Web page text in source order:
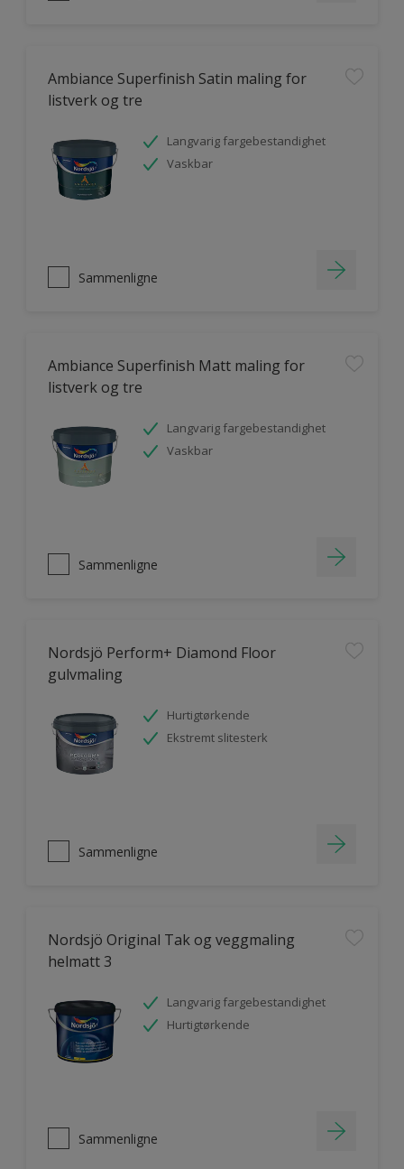
Ambiance Superfinish Satin maling for
listverk og tre
Langvarig fargebestandighet
Vaskbar
Sammenligne
Ambiance Superfinish Matt maling for
listverk og tre
Langvarig fargebestandighet
Vaskbar
Sammenligne
Nordsjö Perform+ Diamond Floor
gulvmaling
Hurtigtørkende
Ekstremt slitesterk
Sammenligne
Nordsjö Original Tak og veggmaling
helmatt 3
Langvarig fargebestandighet
Hurtigtørkende
Sammenligne